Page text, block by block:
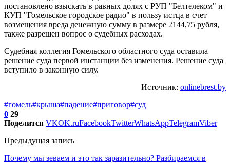
постановлено взыскать в равных долях с РУП "Белтелеком" и
КУП "Гомельское городское радио" в пользу истца в счет
возмещения вреда денежную сумму в размере 2144,75 рубля,
также разрешен вопрос о судебных расходах.
Судебная коллегия Гомельского областного суда оставила
решение суда первой инстанции без изменения. Решение суда
вступило в законную силу.
Источник: onlinebrest.by
#гомель#крыша#падение#приговор#суд
0 29
Поделится VKOK.ruFacebookTwitterWhatsAppTelegramViber
Предыдущая запись
Почему мы зеваем и это так заразительно? Разбираемся в